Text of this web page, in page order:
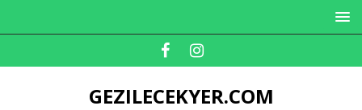
GEZILECEKYER.COM